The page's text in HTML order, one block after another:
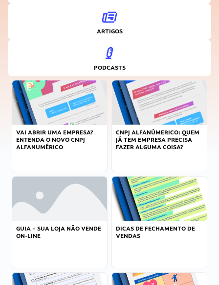
ARTIGOS
PODCASTS
VAI ABRIR UMA EMPRESA?
ENTENDA O NOVO CNPJ
ALFANUMÉRICO
CNPJ ALFANÚMERICO: QUEM
JÁ TEM EMPRESA PRECISA
FAZER ALGUMA COISA?
GUIA – SUA LOJA NÃO VENDE
ON-LINE
DICAS DE FECHAMENTO DE
VENDAS